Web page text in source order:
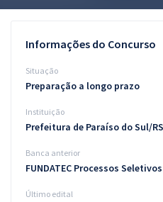
Conteúdo gratuito
Blog
Informações do Concurso
Situação
Preparação a longo prazo
Instituição
Prefeitura de Paraíso do Sul/RS
Banca anterior
FUNDATEC Processos Seletivos
Último edital